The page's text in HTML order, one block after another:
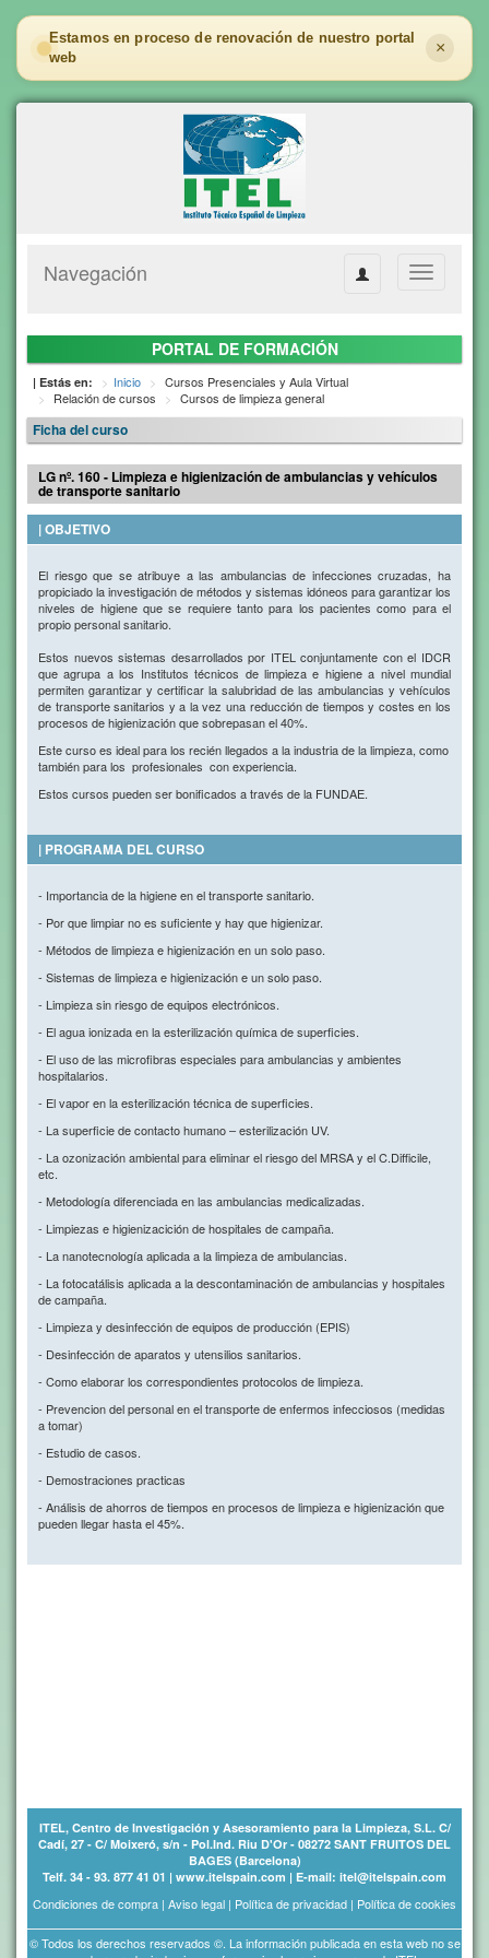
Estamos en proceso de renovación de nuestro portal
web
×
Toggle
Navegación
PORTAL DE FORMACIÓN
| Estás en: Inicio
Cursos Presenciales y Aula Virtual
Relación de cursos
Cursos de limpieza general
Ficha del curso
LG nº. 160 - Limpieza e higienización de ambulancias y vehículos
de transporte sanitario
| OBJETIVO
El riesgo que se atribuye a las ambulancias de infecciones cruzadas, ha
propiciado la investigación de métodos y sistemas idóneos para garantizar los
niveles de higiene que se requiere tanto para los pacientes como para el
propio personal sanitario.
Estos nuevos sistemas desarrollados por ITEL conjuntamente con el IDCR
que agrupa a los Institutos técnicos de limpieza e higiene a nivel mundial
permiten garantizar y certificar la salubridad de las ambulancias y vehículos
de transporte sanitarios y a la vez una reducción de tiempos y costes en los
procesos de higienización que sobrepasan el 40%.
Este curso es ideal para los recién llegados a la industria de la limpieza, como
también para los profesionales con experiencia.
Estos cursos pueden ser bonificados a través de la FUNDAE.
| PROGRAMA DEL CURSO
- Importancia de la higiene en el transporte sanitario.
- Por que limpiar no es suficiente y hay que higienizar.
- Métodos de limpieza e higienización en un solo paso.
- Sistemas de limpieza e higienización e un solo paso.
- Limpieza sin riesgo de equipos electrónicos.
- El agua ionizada en la esterilización química de superficies.
- El uso de las microfibras especiales para ambulancias y ambientes
hospitalarios.
- El vapor en la esterilización técnica de superficies.
- La superficie de contacto humano – esterilización UV.
- La ozonización ambiental para eliminar el riesgo del MRSA y el C.Difficile,
etc.
- Metodología diferenciada en las ambulancias medicalizadas.
- Limpiezas e higienizacición de hospitales de campaña.
- La nanotecnología aplicada a la limpieza de ambulancias.
- La fotocatálisis aplicada a la descontaminación de ambulancias y hospitales
de campaña.
- Limpieza y desinfección de equipos de producción (EPIS)
- Desinfección de aparatos y utensilios sanitarios.
- Como elaborar los correspondientes protocolos de limpieza.
- Prevencion del personal en el transporte de enfermos infecciosos (medidas
a tomar)
- Estudio de casos.
- Demostraciones practicas
- Análisis de ahorros de tiempos en procesos de limpieza e higienización que
pueden llegar hasta el 45%.
ITEL, Centro de Investigación y Asesoramiento para la Limpieza, S.L. C/
Cadí, 27 - C/ Moixeró, s/n - Pol.Ind. Riu D'Or - 08272 SANT FRUITOS DEL
BAGES (Barcelona)
Telf. 34 - 93. 877 41 01 | www.itelspain.com | E-mail: itel@itelspain.com
Condiciones de compra | Aviso legal | Política de privacidad | Política de cookies
© Todos los derechos reservados ©. La información publicada en esta web no se